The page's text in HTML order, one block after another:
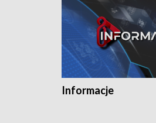
Informacje